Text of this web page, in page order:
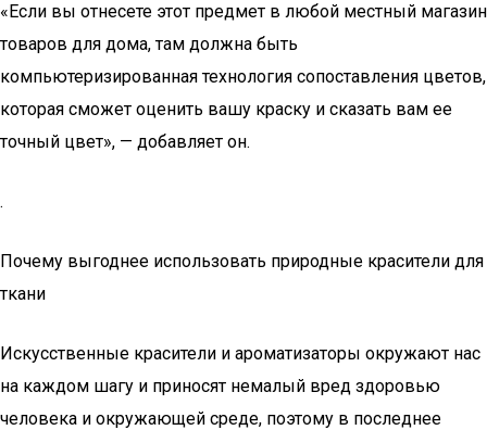
«Если вы отнесете этот предмет в любой местный магазин
товаров для дома, там должна быть
компьютеризированная технология сопоставления цветов,
которая сможет оценить вашу краску и сказать вам ее
точный цвет», — добавляет он.
.
Почему выгоднее использовать природные красители для
ткани
Искусственные красители и ароматизаторы окружают нас
на каждом шагу и приносят немалый вред здоровью
человека и окружающей среде, поэтому в последнее